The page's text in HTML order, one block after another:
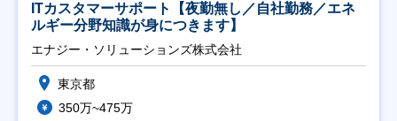
ITカスタマーサポート【夜勤無し／自社勤務／エネ
ルギー分野知識が身につきます】
エナジー・ソリューションズ株式会社
東京都
350万~475万